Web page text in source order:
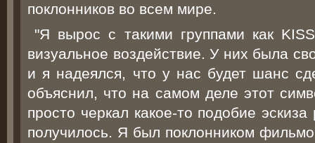
поклонников во всем мире.
"Я вырос с такими группами как
визуальное воздействие. У них была
и я надеялся, что у нас будет шанс
объяснил, что на самом деле этот
просто черкал какое-то подобие
получилось. Я был поклонником